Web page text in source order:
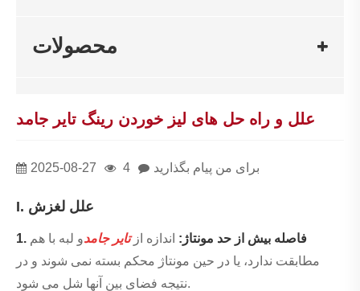
محصولات
علل و راه حل های لیز خوردن رینگ تایر جامد
2025-08-27 4 برای من پیام بگذارید
I. علل لغزش
1. فاصله بیش از حد مونتاژ: اندازه ازتایر جامدو لبه با هم
مطابقت ندارد، یا در حین مونتاژ محکم بسته نمی شوند و در
نتیجه فضای بین آنها شل می شود.